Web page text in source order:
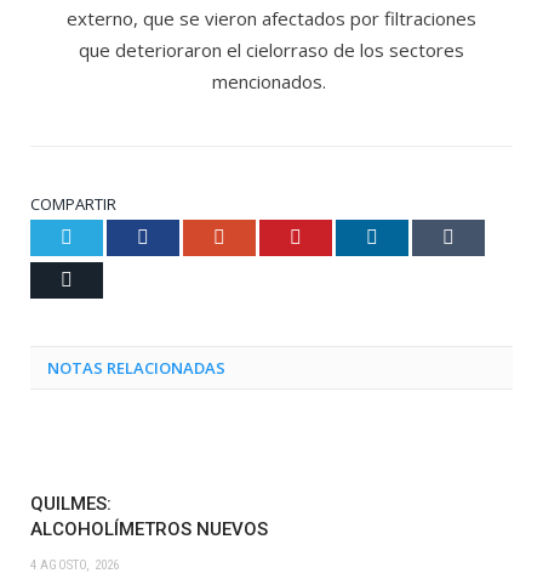
externo, que se vieron afectados por filtraciones
que deterioraron el cielorraso de los sectores
mencionados.
COMPARTIR
Facebook Google+ LinkedIn
NOTAS RELACIONADAS
QUILMES:
ALCOHOLÍMETROS NUEVOS
4 AGOSTO, 2026